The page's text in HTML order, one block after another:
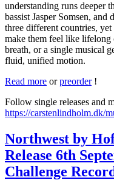
understanding runs deeper
bassist Jasper Somsen,
three different countries,
make them feel like lifelong
breath, or a single musical
fluid, unified motion.
Read more orpreorder!
Follow single releases and
https://carstenlindholm.dk/
Northwest by
Release 6th
Challenge